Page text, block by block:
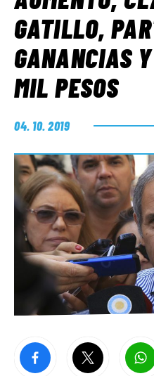
FUERA DE
EL LADO «G»
GATILLO,
GANANCIAS
MIL PESOS
04. 10. 2019